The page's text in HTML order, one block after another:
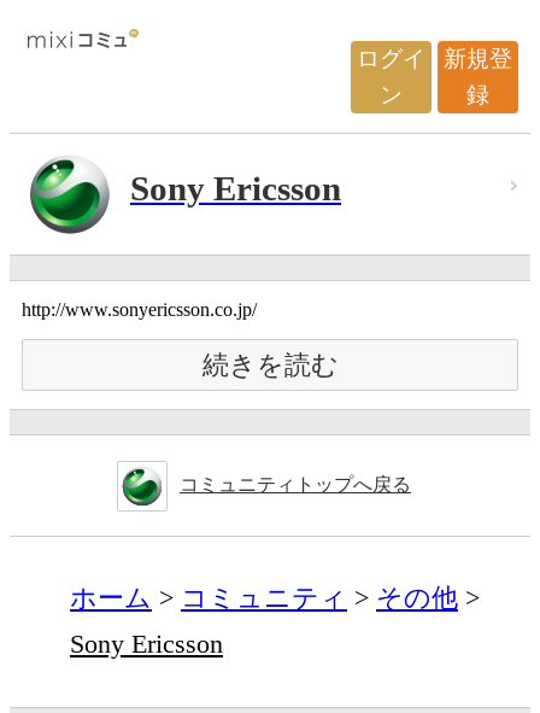
ログイ
ン
新規登
録
Sony Ericsson
http://www.sonyericsson.co.jp/
続きを読む
コミュニティトップへ戻る
ホーム コミュニティ
その他
Sony Ericsson